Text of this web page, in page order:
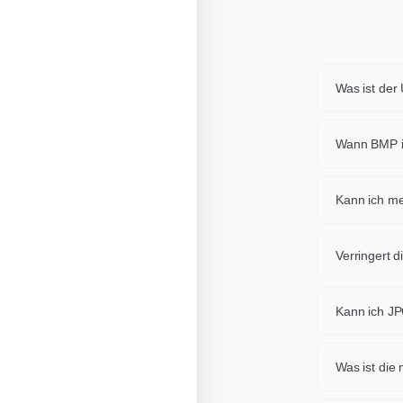
Was ist der
Animation,
Wann BMP
Animation,
Kann ich
JPG
Verringert
Kann ich
Pixel neu
Was ist die